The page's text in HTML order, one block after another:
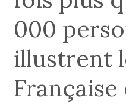
000
illustrent